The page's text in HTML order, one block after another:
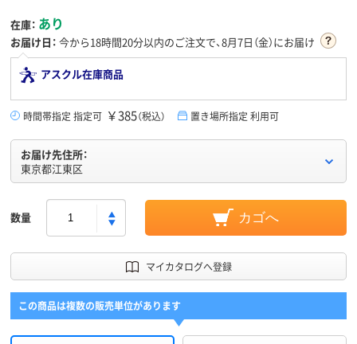
在庫： あり
お届け日： 今から18時間20分以内のご注文で、8月7日（金）にお届け
アスクル在庫商品
時間帯指定 指定可 ￥385（税込） 置き場所指定 利用可
お届け先住所：
東京都江東区
数量 カゴへ
マイカタログへ登録
この商品は複数の販売単位があります